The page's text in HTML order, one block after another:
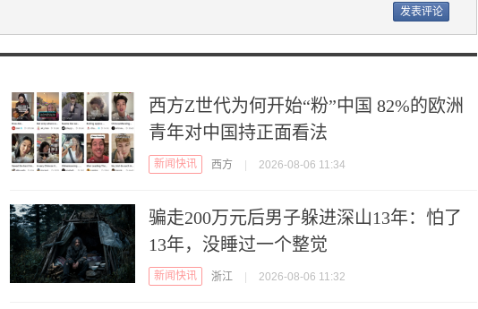
西方Z世代为何开始“粉”中国 82%的欧洲
青年对中国持正面看法
新闻快讯 西方 2026-08-06 11:34
骗走200万元后男子躲进深山13年：怕了
13年，没睡过一个整觉
新闻快讯 浙江 2026-08-06 11:32